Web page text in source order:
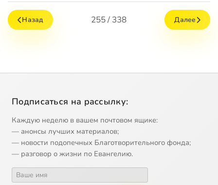
Назад 255 / 338 Далее
Подписаться на рассылку:
Каждую неделю в вашем почтовом ящике:
— анонсы лучших материалов;
— новости подопечных Благотворительного фонда;
— разговор о жизни по Евангелию.